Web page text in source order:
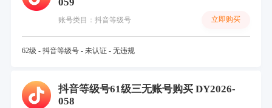
账号类目：抖音等级号 立即购买
62级 - 抖音等级号 - 未认证 - 无违规
抖音等级号61级三无账号购买 DY2026-
058